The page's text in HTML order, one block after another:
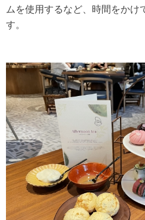
ムを使用するなど、時間をかけ
す。